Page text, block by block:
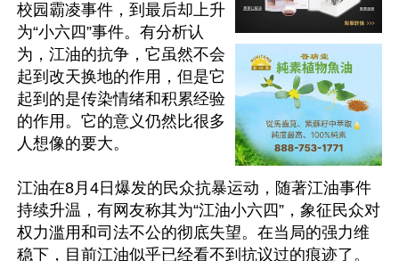
校园霸凌事件，到最后却上升
为“小六四”事件。有分析认
为，江油的抗争，它虽然不会
起到改天换地的作用，但是它
起到的是传染情绪和积累经验
的作用。它的意义仍然比很多
人想像的要大。
江油在8月4日爆发的民众抗暴运动，随著江油事件
持续升温，有网友称其为“江油小六四”，象征民众对
权力滥用和司法不公的彻底失望。在当局的强力维
稳下，目前江油似乎已经看不到抗议过的痕迹了。